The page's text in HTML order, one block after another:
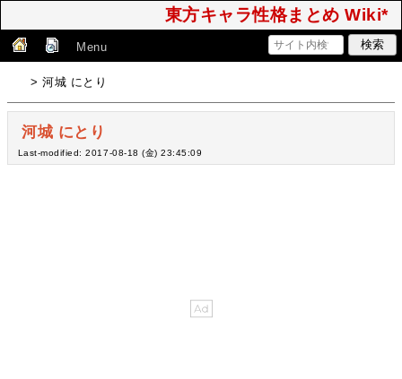
東方キャラ性格まとめ Wiki*
Menu
> 河城 にとり
河城 にとり
Last-modified: 2017-08-18 (金) 23:45:09